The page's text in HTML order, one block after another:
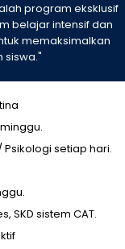
program eksklusif
belajar intensif dan
memaksimalkan
siswa."
Psikologi setiap hari.
SKD sistem CAT.